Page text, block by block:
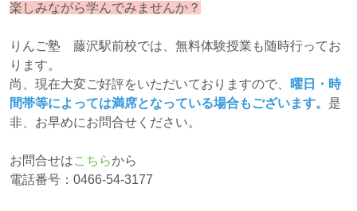
楽しみながら学んでみませんか？
りんご塾 藤沢駅前校では、無料体験授業も随時行ってお
ります。
尚、現在大変ご好評をいただいておりますので、
曜日・時
間帯等によっては満席となっている場合もございます。 是
非、お早めにお問合せください。
お問合せはこちらから
電話番号：0466-54-3177